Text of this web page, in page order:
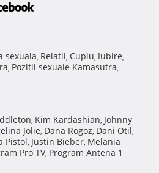
sexuala, Relatii, Cuplu, Iubire,
, Pozitii sexuale Kamasutra,
, Kim Kardashian, Johnny
Jolie, Dana Rogoz, Dani Otil,
Pistol, Justin Bieber, Melania
Pro TV, Program Antena 1